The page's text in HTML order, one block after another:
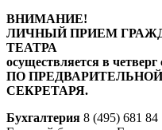
ВНИМАНИЕ!
ЛИЧНЫЙ ПРИЕМ
ТЕАТРА
осуществляется в четверг
ПО
СЕКРЕТАРЯ.
Бухгалтерия 8 (495) 681 84